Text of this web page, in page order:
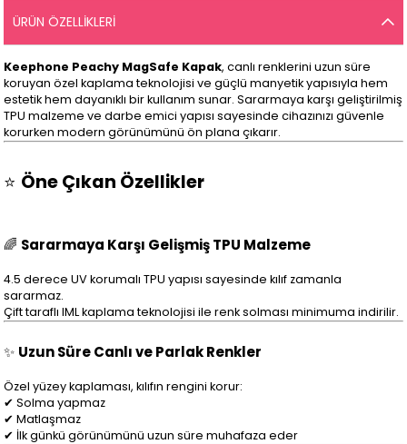
ÜRÜN ÖZELLIKLERI
Keephone Peachy MagSafe Kapak, canlı renklerini uzun süre
koruyan özel kaplama teknolojisi ve güçlü manyetik yapısıyla hem
estetik hem dayanıklı bir kullanım sunar. Sararmaya karşı geliştirilmiş
TPU malzeme ve darbe emici yapısı sayesinde cihazınızı güvenle
korurken modern görünümünü ön plana çıkarır.
⭐ Öne Çıkan Özellikler
🌈 Sararmaya Karşı Gelişmiş TPU Malzeme
4.5 derece UV korumalı TPU yapısı sayesinde kılıf zamanla
sararmaz.
Çift taraflı IML kaplama teknolojisi ile renk solması minimuma indirilir.
✨ Uzun Süre Canlı ve Parlak Renkler
Özel yüzey kaplaması, kılıfın rengini korur:
✔ Solma yapmaz
✔ Matlaşmaz
✔ İlk günkü görünümünü uzun süre muhafaza eder